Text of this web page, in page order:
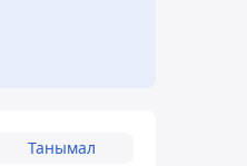
Танымал